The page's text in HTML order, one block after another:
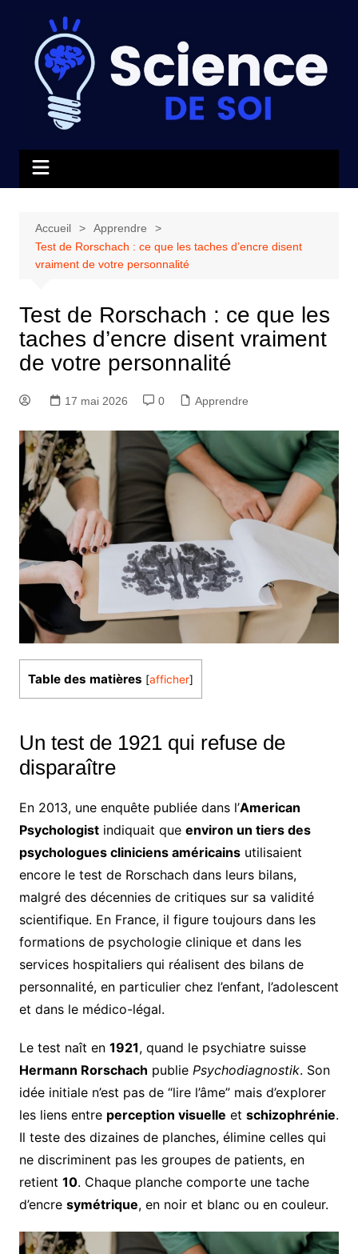
contenu
Accueil
Apprendre
Test de Rorschach : ce que les taches d’encre disent
vraiment de votre personnalité
Test de Rorschach : ce que les
taches d’encre disent vraiment
de votre personnalité
17 mai 2026 0 Apprendre
Table des matières [afficher]
Un test de 1921 qui refuse de
disparaître
En 2013, une enquête publiée dans l’American
Psychologistindiquait que environ un tiers des
psychologues cliniciens américainsutilisaient
encore le test de Rorschach dans leurs bilans,
malgré des décennies de critiques sur sa validité
scientifique. En France, il figure toujours dans les
formations de psychologie clinique et dans les
services hospitaliers qui réalisent des bilans de
personnalité, en particulier chez l’enfant, l’adolescent
et dans le médico-légal.
Le test naît en 1921, quand le psychiatre suisse
Hermann Rorschach publie Psychodiagnostik. Son
idée initiale n’est pas de “lire l’âme” mais d’explorer
les liens entre perception visuelle et schizophrénie.
Il teste des dizaines de planches, élimine celles qui
ne discriminent pas les groupes de patients, en
retient 10. Chaque planche comporte une tache
d’encre symétrique, en noir et blanc ou en couleur.